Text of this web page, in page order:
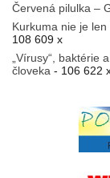
Červená pilulka –
Kurkuma nie je
108 609 x
„Vírusy“, baktérie
človeka - 106 622